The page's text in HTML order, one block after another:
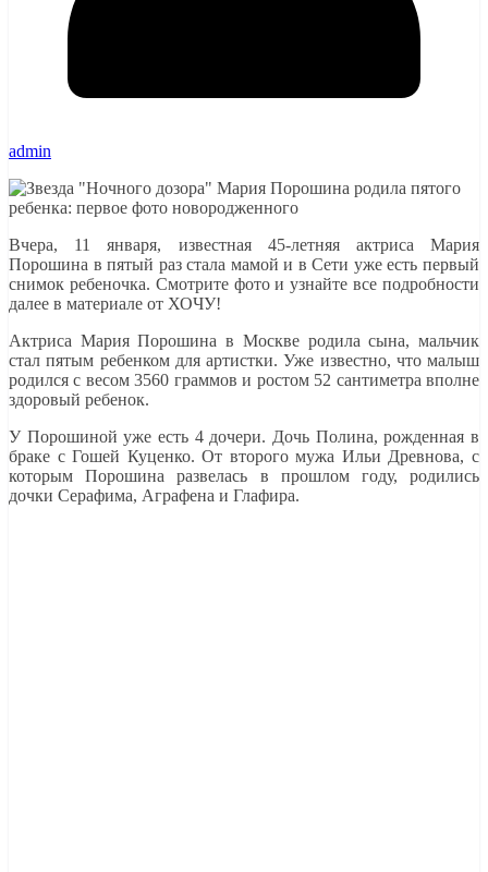
admin
Вчера, 11 января, известная 45-летняя актриса Мария
Порошина в пятый раз стала мамой и в Сети уже есть первый
снимок ребеночка. Смотрите фото и узнайте все подробности
далее в материале от ХОЧУ!
Актриса Мария Порошина в Москве родила сына, мальчик
стал пятым ребенком для артистки. Уже известно, что малыш
родился с весом 3560 граммов и ростом 52 сантиметра вполне
здоровый ребенок.
У Порошиной уже есть 4 дочери. Дочь Полина, рожденная в
браке с Гошей Куценко. От второго мужа Ильи Древнова, с
которым Порошина развелась в прошлом году, родились
дочки Серафима, Аграфена и Глафира.